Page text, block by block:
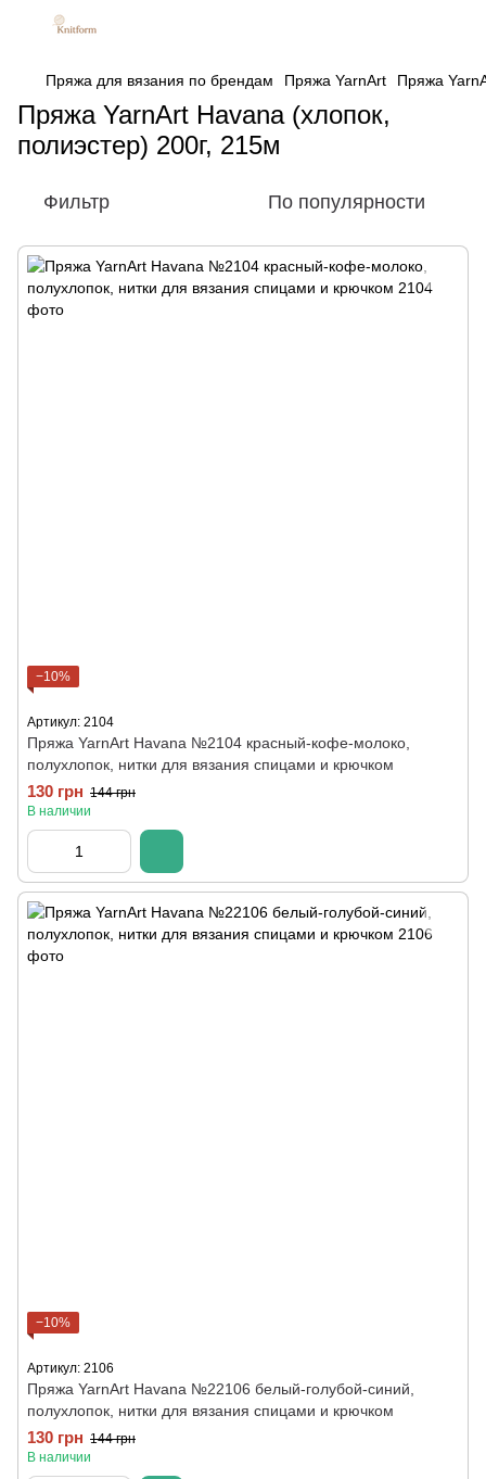
Пряжа для вязания по брендам Пряжа YarnArt Пряжа
Пряжа YarnArt Havana (хлопок,
полиэстер) 200г, 215м
Фильтр По популярности
−10%
Артикул: 2104
Пряжа YarnArt Havana №2104 красный-кофе-молоко,
полухлопок, нитки для вязания спицами и крючком
130 грн 144 грн
В наличии
−10%
Артикул: 2106
Пряжа YarnArt Havana №22106 белый-голубой-синий,
полухлопок, нитки для вязания спицами и крючком
130 грн 144 грн
В наличии